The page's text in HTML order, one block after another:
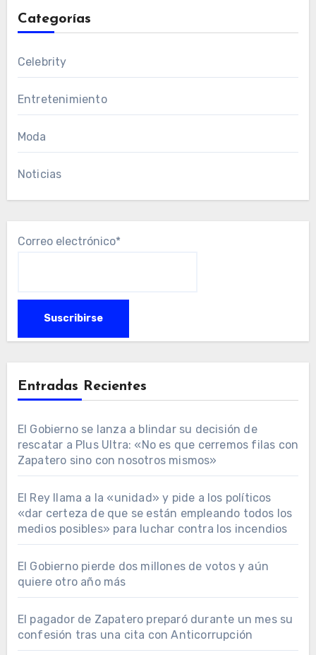
Categorías
Celebrity
Entretenimiento
Moda
Noticias
Correo electrónico*
Entradas Recientes
El Gobierno se lanza a blindar su decisión de
rescatar a Plus Ultra: «No es que cerremos filas con
Zapatero sino con nosotros mismos»
El Rey llama a la «unidad» y pide a los políticos
«dar certeza de que se están empleando todos los
medios posibles» para luchar contra los incendios
El Gobierno pierde dos millones de votos y aún
quiere otro año más
El pagador de Zapatero preparó durante un mes su
confesión tras una cita con Anticorrupción